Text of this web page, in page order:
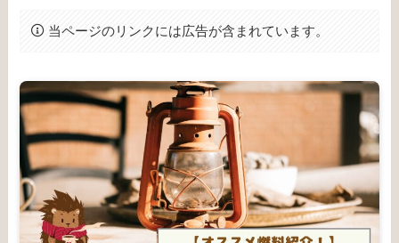
当ページのリンクには広告が含まれています。